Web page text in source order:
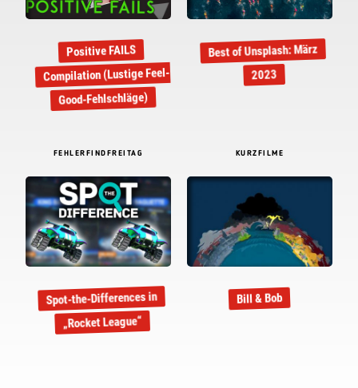
Positive FAILS
Compilation (Lustige Feel-
Good-Fehlschläge)
Best of Unsplash: März
2023
FEHLERFINDFREITAG
Spot-the-Differences in
„Rocket League“
KURZFILME
Bill & Bob